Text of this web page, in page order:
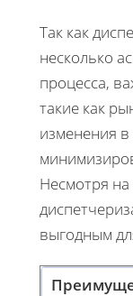
Так как
несколько
процесса,
такие как
изменения в
Несмотря
выгодным